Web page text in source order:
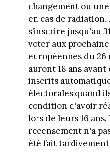
changement ou
en cas de radiation.
s’inscrire jusqu'au
voter aux
européennes du 26
auront 18 ans
inscrits
électorales quand
condition d'avoir
lors de leurs 16 ans.
recensement n'a
été fait